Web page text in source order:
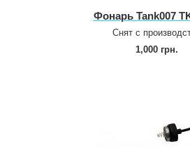
Фонарь Tank007
Снят с
1,000 грн.